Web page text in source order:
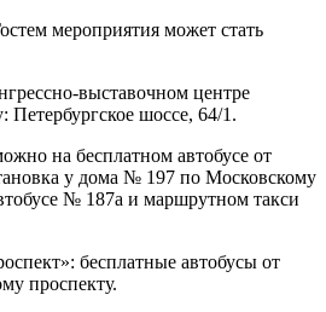
мероприятия может стать
выставочном центре
Петербургское шоссе, 64/1.
на бесплатном автобусе от
у дома № 197 по Московскому
№ 187а и маршрутном такси
бесплатные автобусы от
проспекту.